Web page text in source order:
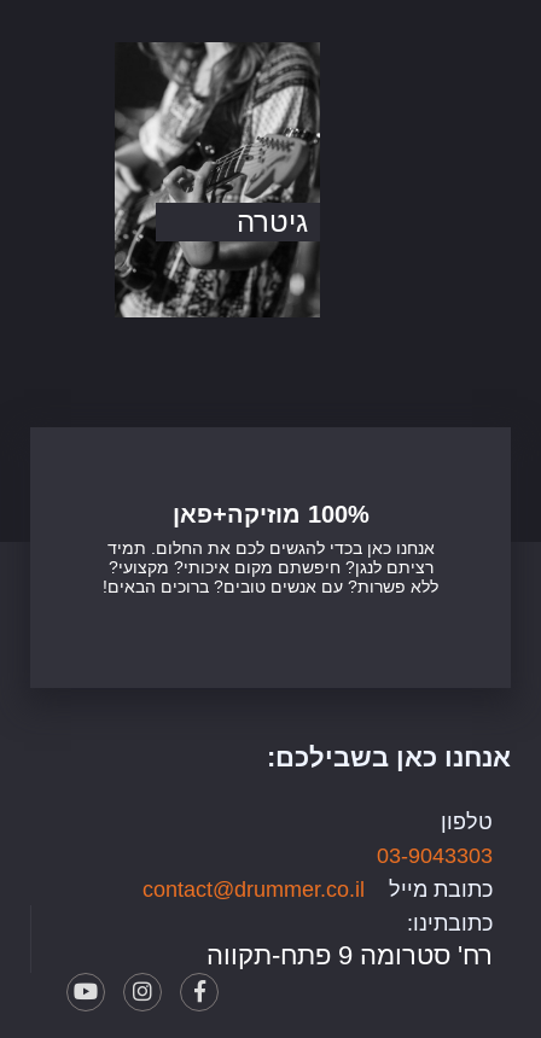
גיטרה
100% מוזיקה+פאן
אנחנו כאן בכדי להגשים לכם את החלום. תמיד
רציתם לנגן? חיפשתם מקום איכותי? מקצועי?
ללא פשרות? עם אנשים טובים? ברוכים הבאים!
אנחנו כאן בשבילכם:
טלפון
03-9043303
כתובת מייל
contact@drummer.co.il
כתובתינו:
רח' סטרומה 9 פתח-תקווה